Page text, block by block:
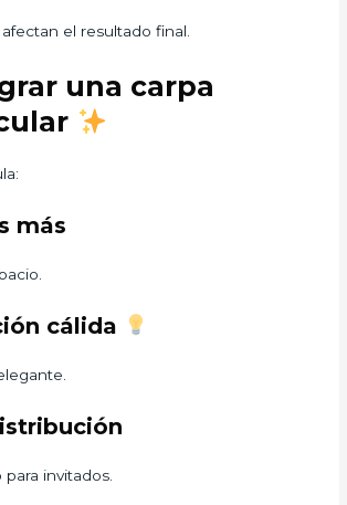
el resultado final.
una carpa
más
cálida
invitados.